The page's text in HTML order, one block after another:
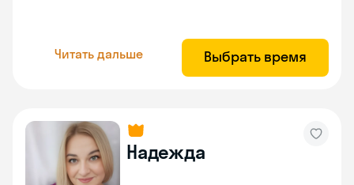
Читать дальше Выбрать время
Надежда